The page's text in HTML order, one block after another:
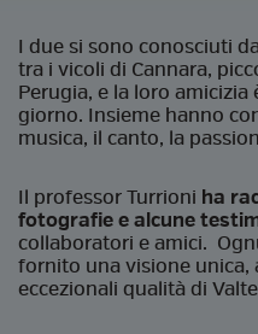
I due si sono conosciuti
tra i vicoli di Cannara,
Perugia, e la loro
giorno. Insieme hanno
musica, il canto, la
Il professor Turrioni ha
fotografie e alcune
collaboratori e amici.
fornito una visione unica,
eccezionali qualità di